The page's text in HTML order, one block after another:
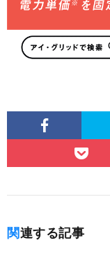
関連する記事